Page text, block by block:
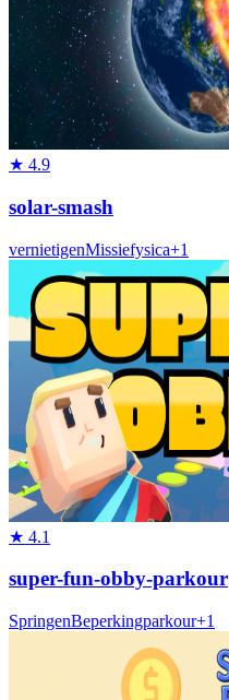
★ 4.9
solar-smash
vernietigenMissiefysica+1
★ 4.1
super-fun-obby-parkour
SpringenBeperkingparkour+1